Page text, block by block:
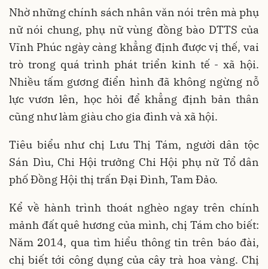
Nhờ những chính sách nhân văn nói trên mà phụ
nữ nói chung, phụ nữ vùng đồng bào DTTS của
Vĩnh Phúc ngày càng khẳng định được vị thế, vai
trò trong quá trình phát triển kinh tế - xã hội.
Nhiều tấm gương điển hình đã không ngừng nỗ
lực vươn lên, học hỏi để khẳng định bản thân
cũng như làm giàu cho gia đình và xã hội.
Tiêu biểu như chị Lưu Thị Tám, người dân tộc
Sán Dìu, Chi Hội trưởng Chi Hội phụ nữ Tổ dân
phố Đồng Hội thị trấn Đại Đình, Tam Đảo.
Kể về hành trình thoát nghèo ngay trên chính
mảnh đất quê hương của mình, chị Tám cho biết:
Năm 2014, qua tìm hiểu thông tin trên báo đài,
chị biết tới công dụng của cây trà hoa vàng. Chị